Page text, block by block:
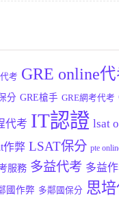
考 GRE online
分 GRE槍手 GRE網考代考
代考 IT認證 lsat
作弊 LSAT保分 pte
服務 多益代考 多益
國作弊 多鄰國保分 思